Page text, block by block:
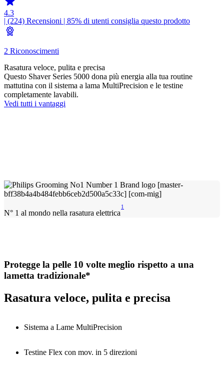
4.3
| (224) Recensioni | 85% di utenti consiglia questo prodotto
2 Riconoscimenti
Rasatura veloce, pulita e precisa
Questo Shaver Series 5000 dona più energia alla tua routine
mattutina con il sistema a lama MultiPrecision e le testine
completamente lavabili.
Vedi tutti i vantaggi
N° 1 al mondo nella rasatura elettrica
1
Protegge la pelle 10 volte meglio rispetto a una
lametta tradizionale*
Rasatura veloce, pulita e precisa
Sistema a Lame MultiPrecision
Testine Flex con mov. in 5 direzioni